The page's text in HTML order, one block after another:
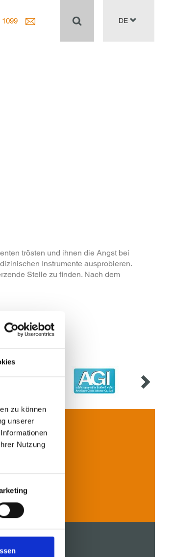
zu können
unserer
Nutzung
1099 DE
trösten und ihnen die Angst bei
Instrumente ausprobieren.
Stelle zu finden. Nach dem
REFERENZEN